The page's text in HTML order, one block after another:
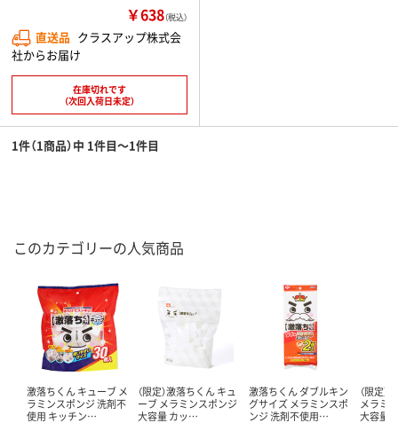
￥638（税込）
直送品 クラスアップ株式会
社からお届け
在庫切れです
（次回入荷日未定）
1件（1商品）中 1件目～1件目
このカテゴリーの人気商品
激落ちくん キューブ メ
ラミンスポンジ 洗剤不
使用 キッチン…
（限定）激落ちくん キュ
ーブ メラミンスポンジ
大容量 カッ…
激落ちくん ダブルキン
グサイズ メラミンスポ
ンジ 洗剤不使用…
（限定
メラミ
大容量